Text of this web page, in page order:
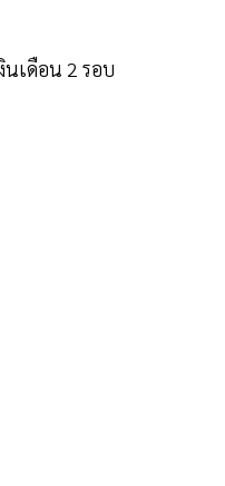
นเดือน 2 รอบ